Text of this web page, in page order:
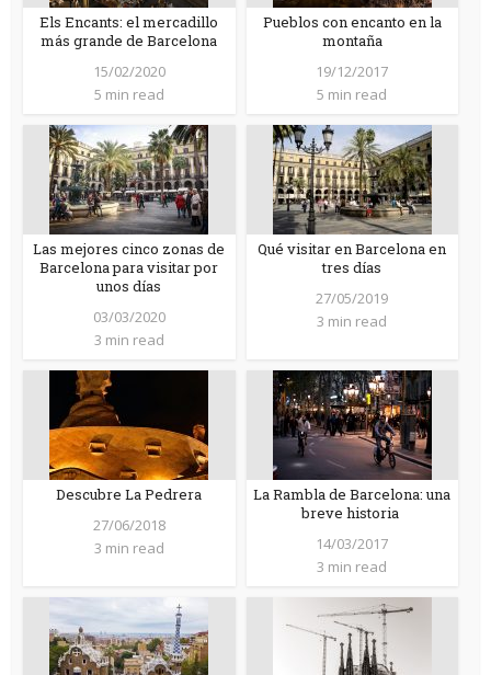
Els Encants: el mercadillo
más grande de Barcelona
15/02/2020
5 min read
Pueblos con encanto en la
montaña
19/12/2017
5 min read
Las mejores cinco zonas de
Barcelona para visitar por
unos días
03/03/2020
3 min read
Qué visitar en Barcelona en
tres días
27/05/2019
3 min read
Descubre La Pedrera
27/06/2018
3 min read
La Rambla de Barcelona: una
breve historia
14/03/2017
3 min read